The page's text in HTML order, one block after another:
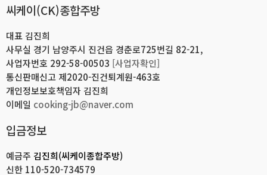
씨케이(CK)종합주방
대표 김진희
사무실 경기 남양주시 진건읍 경춘로725번길 82-21,
사업자번호 292-58-00503 [사업자확인]
통신판매신고 제2020-진건퇴계원-463호
개인정보보호책임자 김진희
이메일 cooking-jb@naver.com
입금정보
예금주 김진희(씨케이종합주방)
신한 110-520-734579